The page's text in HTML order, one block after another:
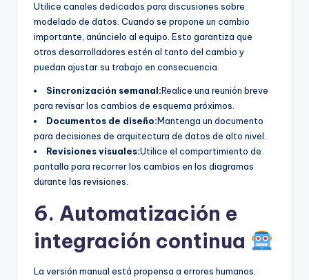
Utilice canales dedicados para discusiones sobre
modelado de datos. Cuando se propone un cambio
importante, anúncielo al equipo. Esto garantiza que
otros desarrolladores estén al tanto del cambio y
puedan ajustar su trabajo en consecuencia.
Sincronización semanal:Realice una reunión breve
para revisar los cambios de esquema próximos.
Documentos de diseño:Mantenga un documento
para decisiones de arquitectura de datos de alto nivel.
Revisiones visuales:Utilice el compartimiento de
pantalla para recorrer los cambios en los diagramas
durante las revisiones.
6. Automatización e
integración continua
La versión manual está propensa a errores humanos.